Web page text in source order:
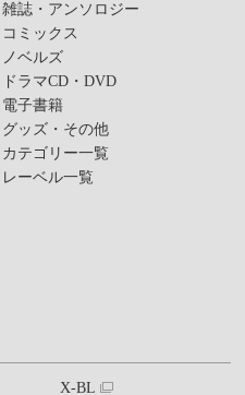
雑誌・アンソロジー
コミックス
ノベルズ
ドラマCD・DVD
電子書籍
グッズ・その他
カテゴリー一覧
レーベル一覧
X-BL